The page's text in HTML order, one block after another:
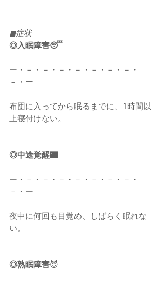
◼︎症状
◎入眠障害😴
ー・－・－・－・－・－・－・－・
－・ー
布団に入ってから眠るまでに、1時間以
上寝付けない。
◎中途覚醒🌃
ー・－・－・－・－・－・－・－・
－・ー
夜中に何回も目覚め、しばらく眠れな
い。
◎熟眠障害😈